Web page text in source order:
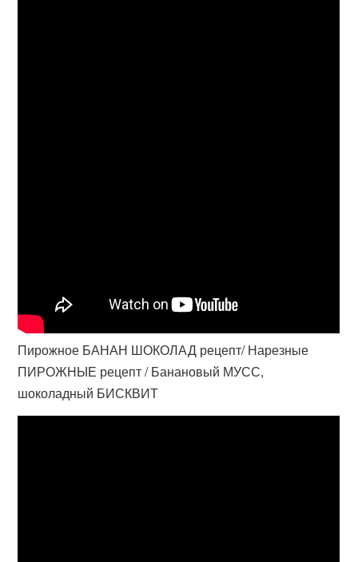
Пирожное БАНАН ШОКОЛАД рецепт/ Нарезные
ПИРОЖНЫЕ рецепт / Банановый МУСС,
шоколадный БИСКВИТ